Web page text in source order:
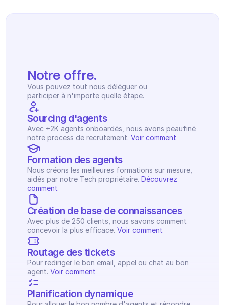
Notre offre.
Vous pouvez tout nous déléguer ou
participer à n'importe quelle étape.
Sourcing d'agents
Avec +2K agents onboardés, nous avons peaufiné
notre process de recrutement. Voir comment
Formation des agents
Nous créons les meilleures formations sur mesure,
aidés par notre Tech propriétaire. Découvrez
comment
Création de base de connaissances
Avec plus de 250 clients, nous savons comment
concevoir la plus efficace. Voir comment
Routage des tickets
Pour rediriger le bon email, appel ou chat au bon
agent. Voir comment
Planification dynamique